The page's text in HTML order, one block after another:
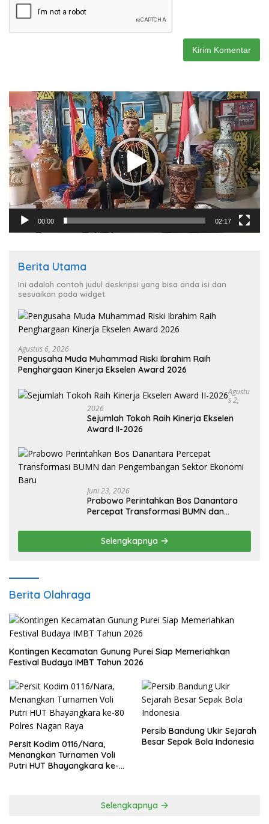
Pemutar
Video
00:00 02:17
Berita Utama
Ini adalah contoh judul deskripsi yang bisa anda isi dan
sesuaikan pada widget
Agustus 6, 2026
Pengusaha Muda Muhammad Riski Ibrahim Raih
Penghargaan Kinerja Ekselen Award 2026
Agustu
S 2,
2026
Sejumlah Tokoh Raih Kinerja Ekselen
Award II-2026
Juni 23, 2026
Prabowo Perintahkan Bos Danantara
Percepat Transformasi BUMN dan
Selengkapnya
Berita Olahraga
Kontingen Kecamatan Gunung Purei Siap Memeriahkan
Festival Budaya IMBT Tahun 2026
Persit Kodim 0116/Nara,
Menangkan Turnamen Voli
Putri HUT Bhayangkara ke-
Persib Bandung Ukir Sejarah
Besar Sepak Bola Indonesia
Selengkapnya